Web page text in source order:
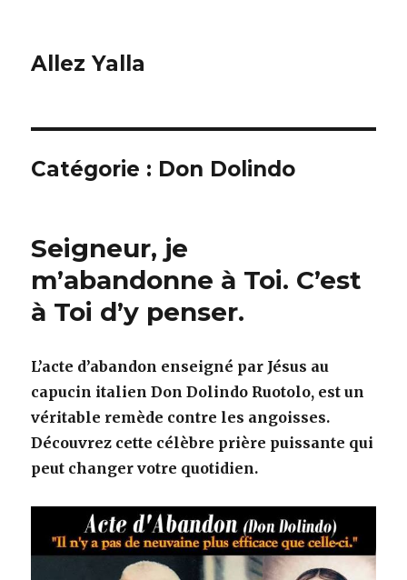
Allez Yalla
Catégorie : Don Dolindo
Seigneur, je
m’abandonne à Toi. C’est
à Toi d’y penser.
L’acte d’abandon enseigné par Jésus au
capucin italien Don Dolindo Ruotolo, est un
véritable remède contre les angoisses.
Découvrez cette célèbre prière puissante qui
peut changer votre quotidien.